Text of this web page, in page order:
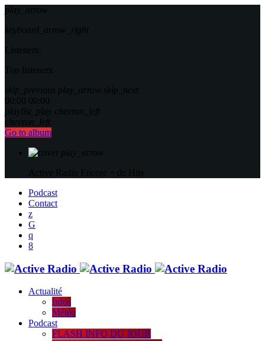
play_arrow
keyboard_arrow_right
Listeners:
Top listeners:
skip_previous play_arrow skip_next
00:00 00:00
playlist_play chevron_left
chevron_left
Go to album
play_arrow
Active Radio Encore + de Hits
Podcast
Contact
Actualité
Infos
Météo
Podcast
FLASH INFO DU JOUR